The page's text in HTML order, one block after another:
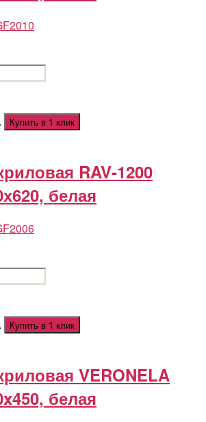
Купить в 1 клик
RAV-1200
белая
Купить в 1 клик
VERONELA
белая